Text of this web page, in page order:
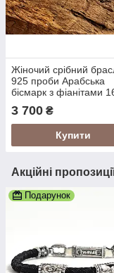
Жіночий срібний
925 проби Арабська
бісмарк з фіанітами
3 700 ₴
Купити
Акційні
Подарунок